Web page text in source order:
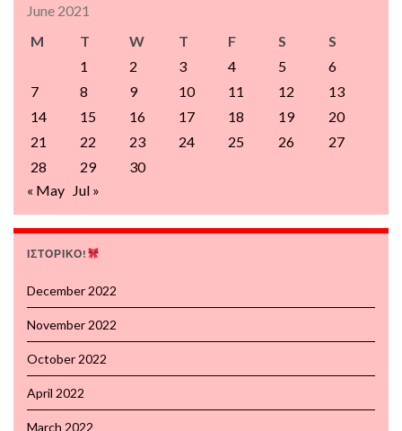
June 2021
M
T W T F S
S
1
2 3 4 5
6
7
8 9 10 11 12
13
14
15 16 17 18 19
20
21
22 23 24 25 26
27
28
29
30
« May Jul »
ΙΣΤΟΡΙΚΟ!
December 2022
November 2022
October 2022
April 2022
March 2022